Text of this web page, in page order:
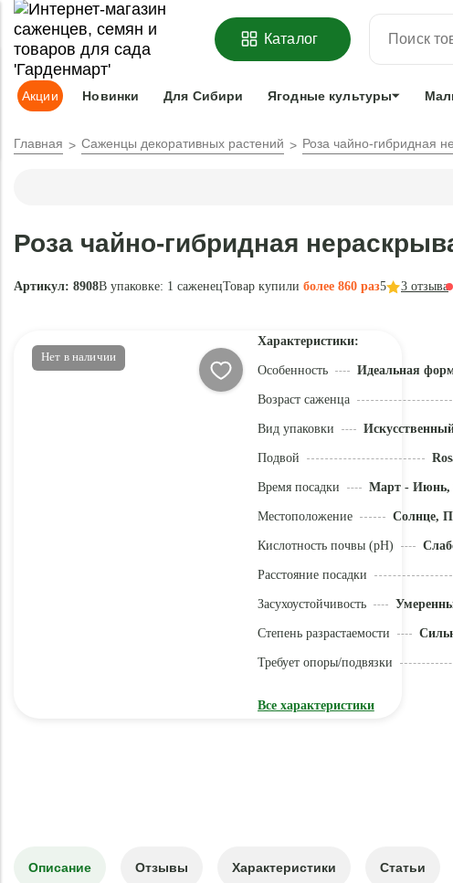
ОФОРМИТЬПРЕДЗАКАЗ =
Адрес доставки:Москва Доставка и оплата Гарантии
Каталог
Акции Новинки Для Сибири Ягодные культуры
Главная Саженцы декоративных растений Роза чайно-гибридная
Роза чайно-гибридная
Артикул: 8908В упаковке: 1 саженецТовар купили более 860 раз5 3 отзыва
Нет в наличии
Характеристики:
Особенность Идеальная
Возраст саженца
Вид упаковки
Подвой
Время посадки Март - Июнь,
Местоположение Солнце,
Кислотность почвы (pH)
Расстояние посадки
Засухоустойчивость
Степень разрастаемости
Требует опоры/подвязки
Все характеристики
Описание Отзывы Характеристики Статьи